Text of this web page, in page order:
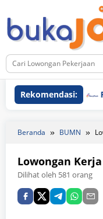
ke
konten
Rekomendasi:PT
Beranda BUMN
Lowongan
Dilihat oleh 581 orang